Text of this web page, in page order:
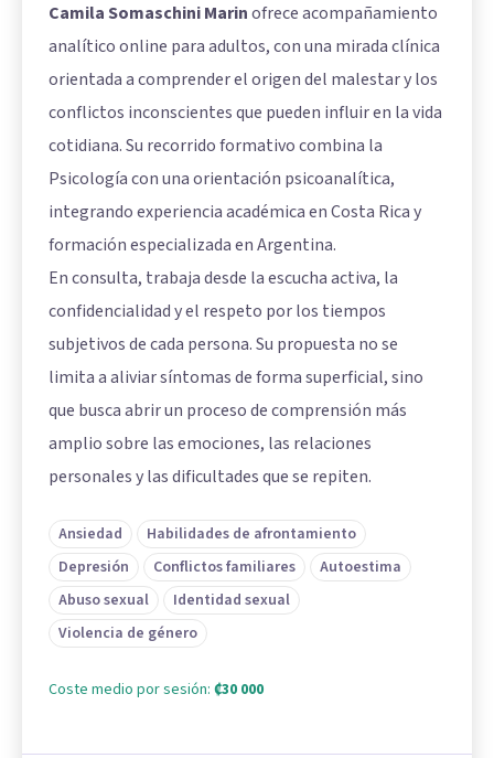
Camila Somaschini Marinofrece acompañamiento
analítico online para adultos, con una mirada clínica
orientada a comprender el origen del malestar y los
conflictos inconscientes que pueden influir en la vida
cotidiana. Su recorrido formativo combina la
Psicología con una orientación psicoanalítica,
integrando experiencia académica en Costa Rica y
formación especializada en Argentina.
En consulta, trabaja desde la escucha activa, la
confidencialidad y el respeto por los tiempos
subjetivos de cada persona. Su propuesta no se
limita a aliviar síntomas de forma superficial, sino
que busca abrir un proceso de comprensión más
amplio sobre las emociones, las relaciones
personales y las dificultades que se repiten.
Ansiedad
Habilidades de afrontamiento
Depresión
Conflictos familiares
Autoestima
Abuso sexual
Identidad sexual
Violencia de género
Coste medio por sesión: ₡30 000